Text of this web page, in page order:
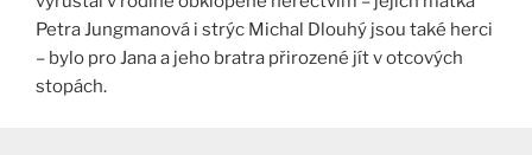
Petra Jungmanová i strýc Michal Dlouhý jsou také herci
– bylo pro Jana a jeho bratra přirozené jít v otcových
stopách​.